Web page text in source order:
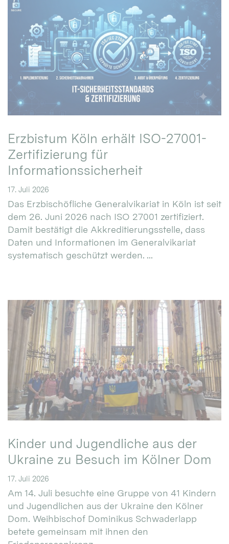
Erzbistum Köln erhält ISO-27001-
Zertifizierung für
Informationssicherheit
17. Juli 2026
Das Erzbischöfliche Generalvikariat in Köln ist seit
dem 26. Juni 2026 nach ISO 27001 zertifiziert.
Damit bestätigt die Akkreditierungsstelle, dass
Daten und Informationen im Generalvikariat
systematisch geschützt werden. ...
Kinder und Jugendliche aus der
Ukraine zu Besuch im Kölner Dom
17. Juli 2026
Am 14. Juli besuchte eine Gruppe von 41 Kindern
und Jugendlichen aus der Ukraine den Kölner
Dom. Weihbischof Dominikus Schwaderlapp
betete gemeinsam mit ihnen den